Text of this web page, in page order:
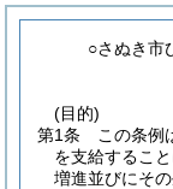
○さぬき市
(目的)
第1条
この条例
を支給するこ
増進並びにそ